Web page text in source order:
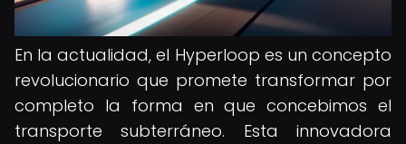
En la actualidad, el Hyperloop es un concepto
revolucionario que promete transformar por
completo la forma en que concebimos el
transporte subterráneo. Esta innovadora